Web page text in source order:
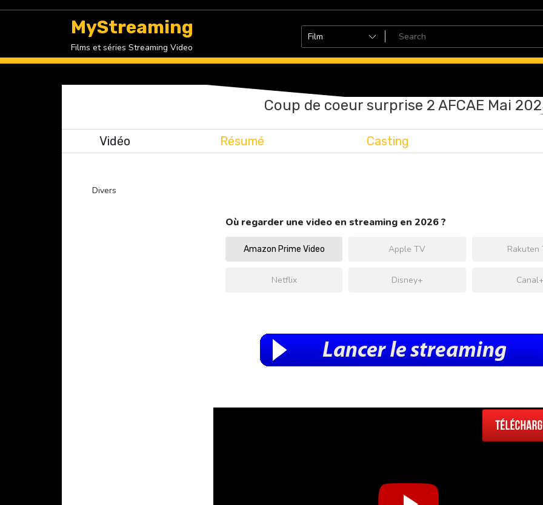
MyStreaming
Films et séries Streaming Video
Coup de coeur surprise 2 AFCAE Mai
Vidéo Résumé Casting
Divers
Où regarder une video en streaming en 2026 ?
Amazon Prime Video Apple TV Rakuten
Netflix Disney+